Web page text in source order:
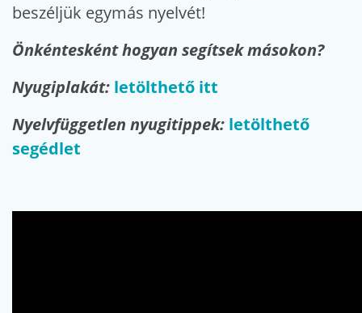
beszéljük egymás nyelvét!
Önkéntesként hogyan segítsek másokon?
Nyugiplakát: letölthető itt
Nyelvfüggetlen nyugitippek: letölthető
segédlet